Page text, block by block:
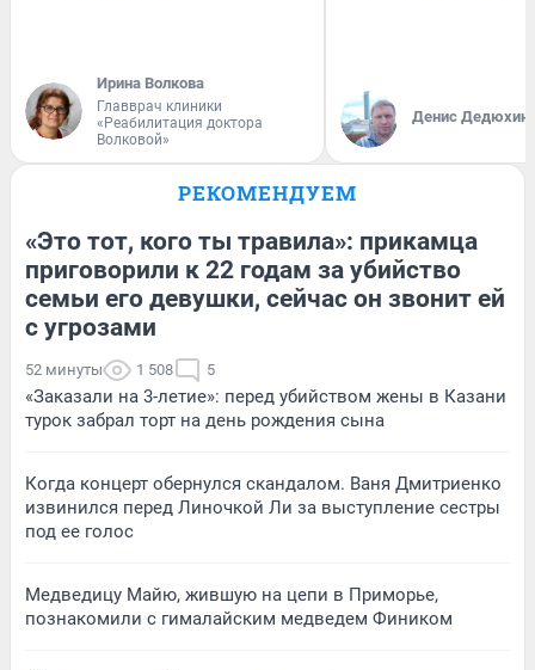
Ирина Волкова
Главврач клиники
«Реабилитация доктора
Волковой»
Денис Дедюхин
РЕКОМЕНДУЕМ
«Это тот, кого ты травила»: прикамца
приговорили к 22 годам за убийство
семьи его девушки, сейчас он звонит ей
с угрозами
52 минуты 1 508 5
«Заказали на 3-летие»: перед убийством жены в Казани
турок забрал торт на день рождения сына
Когда концерт обернулся скандалом. Ваня Дмитриенко
извинился перед Линочкой Ли за выступление сестры
под ее голос
Медведицу Майю, жившую на цепи в Приморье,
познакомили с гималайским медведем Фиником